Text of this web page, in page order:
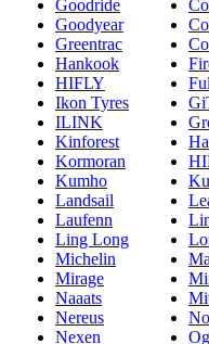
Goodride
Goodyear
Greentrac
Hankook
HIFLY
Ikon Tyres
ILINK
Kinforest
Kormoran
Kumho
Landsail
Laufenn
Ling Long
Michelin
Mirage
Naaats
Nereus
Nexen